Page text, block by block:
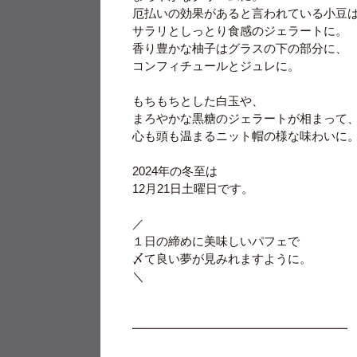
厄払いの効果があると言われている小豆は
サラリとしっとり食感のジェラートに。
香り豊かな柚子はグラスの下の部分に、
コンフィチュールとジュレに。
もちもちとした白玉や、
まろやかな黒糖のジェラートが相まって、
心も頭も温まるニット帽の様な味わいに。
2024年の冬至は
12月21日土曜日です。
／
１日の締めに美味しいパフェで
〆て良い夢が見みれますように。
＼
━━━━━━━━━━━━━━━━━━